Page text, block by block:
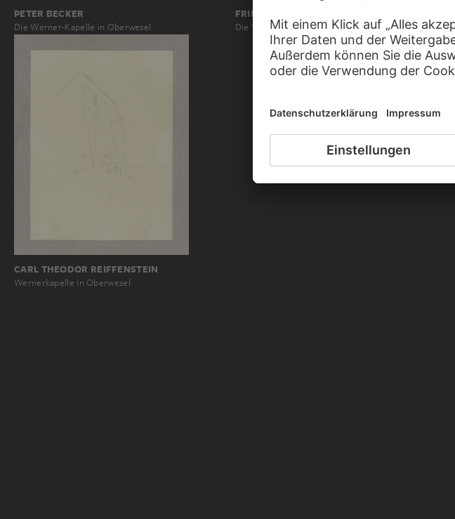
PETER BECKER
Die Werner-Kapelle in Oberwesel
FRIEDRICH EISENLOHR
Die Wernerkapelle in Bacharach
CARL THEODOR REIFFENSTEIN
Wernerkapelle in Oberwesel